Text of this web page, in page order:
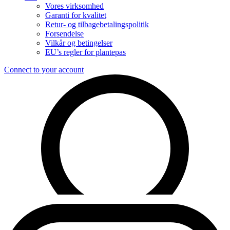
Vores virksomhed
Garanti for kvalitet
Retur- og tilbagebetalingspolitik
Forsendelse
Vilkår og betingelser
EU’s regler for plantepas
Connect to your account